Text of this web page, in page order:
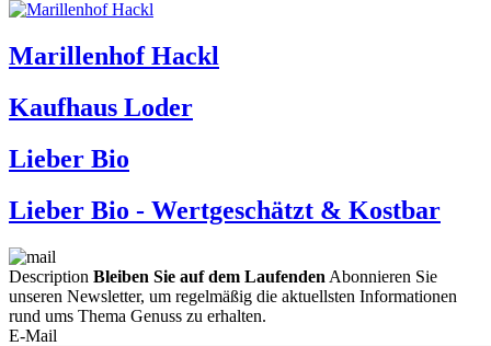
Marillenhof Hackl
Kaufhaus Loder
Lieber Bio
Lieber Bio - Wertgeschätzt & Kostbar
Description Bleiben Sie auf dem Laufenden Abonnieren Sie
unseren Newsletter, um regelmäßig die aktuellsten Informationen
rund ums Thema Genuss zu erhalten.
E-Mail